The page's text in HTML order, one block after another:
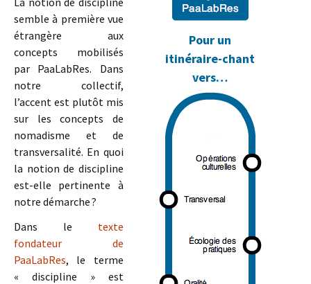
Pour un
itinéraire-chant
vers…
semble à première vue
étrangère aux
concepts mobilisés
par PaaLabRes. Dans
notre collectif,
l’accent est plutôt mis
sur les concepts de
nomadisme et de
transversalité. En quoi
la notion de discipline
est-elle pertinente à
notre démarche ?
Dans le texte
fondateur de
PaaLabRes, le terme
« discipline » est